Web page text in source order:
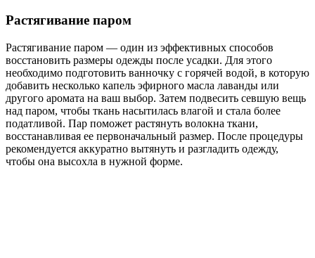
Растягивание паром
Растягивание паром — один из эффективных способов
восстановить размеры одежды после усадки. Для этого
необходимо подготовить ванночку с горячей водой, в которую
добавить несколько капель эфирного масла лаванды или
другого аромата на ваш выбор. Затем подвесить севшую вещь
над паром, чтобы ткань насытилась влагой и стала более
податливой. Пар поможет растянуть волокна ткани,
восстанавливая ее первоначальный размер. После процедуры
рекомендуется аккуратно вытянуть и разгладить одежду,
чтобы она высохла в нужной форме.